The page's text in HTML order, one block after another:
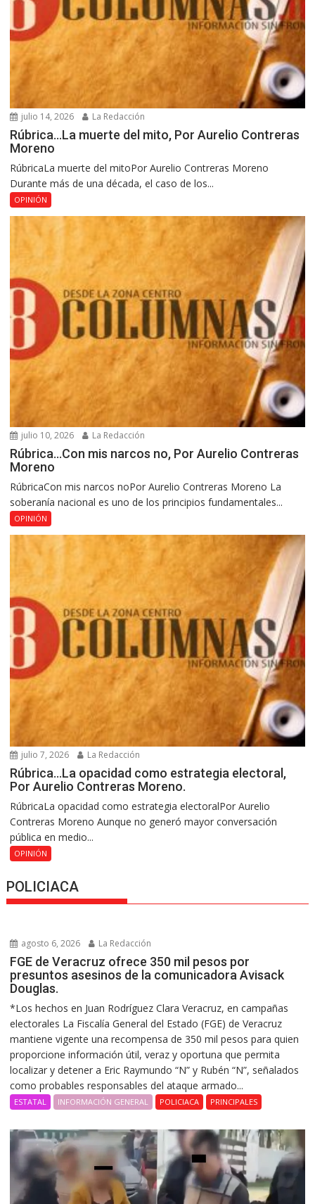
julio 14, 2026 La Redacción
Rúbrica…La muerte del mito, Por Aurelio Contreras
Moreno
RúbricaLa muerte del mitoPor Aurelio Contreras Moreno
Durante más de una década, el caso de los...
OPINIÓN
julio 10, 2026 La Redacción
Rúbrica…Con mis narcos no, Por Aurelio Contreras
Moreno
RúbricaCon mis narcos noPor Aurelio Contreras Moreno La
soberanía nacional es uno de los principios fundamentales...
OPINIÓN
julio 7, 2026 La Redacción
Rúbrica…La opacidad como estrategia electoral,
Por Aurelio Contreras Moreno.
RúbricaLa opacidad como estrategia electoralPor Aurelio
Contreras Moreno Aunque no generó mayor conversación
pública en medio...
OPINIÓN
POLICIACA
agosto 6, 2026 La Redacción
FGE de Veracruz ofrece 350 mil pesos por
presuntos asesinos de la comunicadora Avisack
Douglas.
*Los hechos en Juan Rodríguez Clara Veracruz, en campañas
electorales La Fiscalía General del Estado (FGE) de Veracruz
mantiene vigente una recompensa de 350 mil pesos para quien
proporcione información útil, veraz y oportuna que permita
localizar y detener a Eric Raymundo “N” y Rubén “N”, señalados
como probables responsables del ataque armado...
ESTATAL INFORMACIÓN GENERAL POLICIACA PRINCIPALES